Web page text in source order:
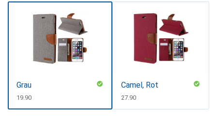
Grau
CHF
19.90
Camel, Rot
CHF
27.90